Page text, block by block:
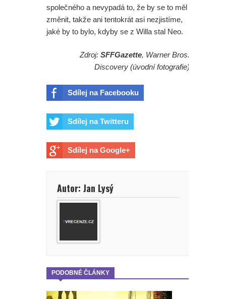
společného a nevypadá to, že by se to měl
změnit, takže ani tentokrát asi nezjistíme,
jaké by to bylo, kdyby se z Willa stal Neo.
Zdroj: SFFGazette, Warner Bros.
Discovery (úvodní fotografie)
Sdílej na Facebooku
Sdílej na Twitteru
Sdílej na Google+
Autor: Jan Lysý
PODOBNÉ ČLÁNKY